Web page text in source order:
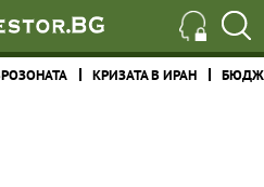
КРИЗАТА В ИРАН